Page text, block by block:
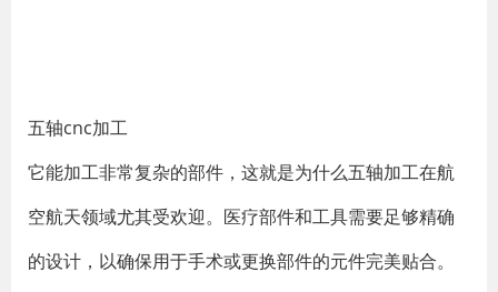
​五轴cnc加工
它能加工非常复杂的部件，这就是为什么五轴加工在航
空航天领域尤其受欢迎。医疗部件和工具需要足够精确
的设计，以确保用于手术或更换部件的元件完美贴合。